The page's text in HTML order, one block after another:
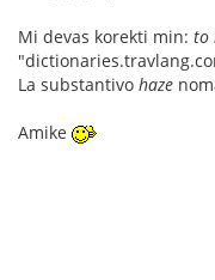
Mi devas korekti min: to
La substantivo haze
Amike